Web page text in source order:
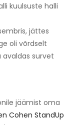
kuulsuste halli
jättes
oli võrdselt
survet
jäämist oma
Cohen StandUp